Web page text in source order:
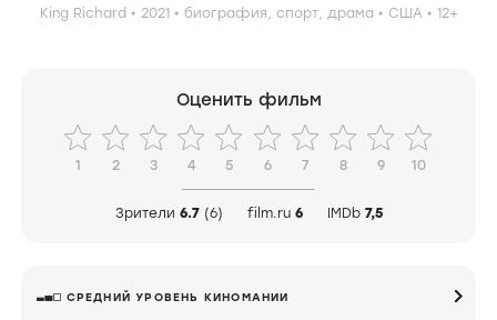
King Richard 2021 биография, спорт, драма США 12+
Оценить фильм
1 2 3 4 5 6 7 8 9 10
Зрители 6.7 (6) film.ru 6 IMDb 7,5
СРЕДНИЙ УРОВЕНЬ КИНОМАНИИ